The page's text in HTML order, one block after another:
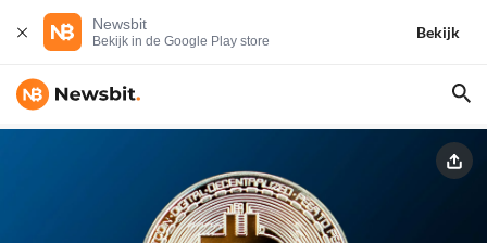
Newsbit
Bekijk in de Google Play store
Bekijk